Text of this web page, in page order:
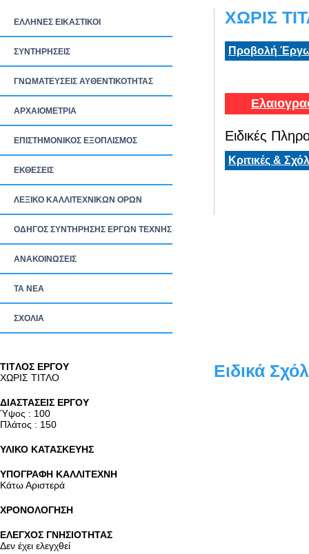
ΕΛΛΗΝΕΣ ΕΙΚΑΣΤΙΚΟΙ
ΣΥΝΤΗΡΗΣΕΙΣ
ΓΝΩΜΑΤΕΥΣΕΙΣ ΑΥΘΕΝΤΙΚΟΤΗΤΑΣ
ΑΡΧΑΙΟΜΕΤΡΙΑ
ΕΠΙΣΤΗΜΟΝΙΚΟΣ ΕΞΟΠΛΙΣΜΟΣ
ΕΚΘΕΣΕΙΣ
ΛΕΞΙΚΟ ΚΑΛΛΙΤΕΧΝΙΚΩΝ ΟΡΩΝ
ΟΔΗΓΟΣ ΣΥΝΤΗΡΗΣΗΣ ΕΡΓΩΝ ΤΕΧΝΗΣ
ΑΝΑΚΟΙΝΩΣΕΙΣ
ΤΑ ΝEΑ
ΣΧΟΛΙΑ
ΧΩΡΙΣ
Προβολή
Ειδικές
Κριτικές &
TITΛΟΣ ΕΡΓΟΥ
ΧΩΡΙΣ ΤΙΤΛΟ
ΔΙΑΣΤΑΣΕΙΣ ΕΡΓΟΥ
Ύψος : 100
Πλάτος : 150
ΥΛΙΚΟ ΚΑΤΑΣΚΕΥΗΣ
ΥΠΟΓΡΑΦΗ ΚΑΛΛΙΤΕΧΝΗ
Κάτω Αριστερά
ΧΡΟΝΟΛΟΓΗΣΗ
ΕΛΕΓΧΟΣ ΓΝΗΣΙΟΤΗΤΑΣ
Δεν έχει ελεγχθεί
Ειδικά